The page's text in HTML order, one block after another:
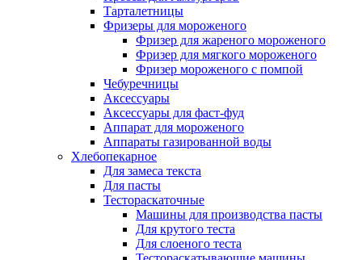
Тарталетницы
Фризеры для мороженого
Фризер для жареного мороженого
Фризер для мягкого мороженого
Фризер мороженого с помпой
Чебуречницы
Аксессуары
Аксессуары для фаст-фуд
Аппарат для мороженого
Аппараты газированной воды
Хлебопекарное
Для замеса текста
Для пасты
Тестораскаточные
Машины для производства пасты
Для крутого теста
Для слоеного теста